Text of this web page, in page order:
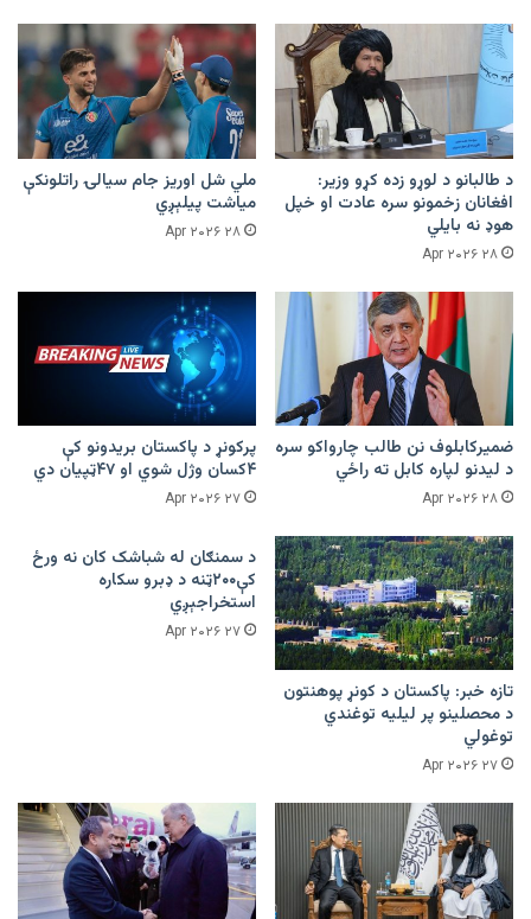
د طالبانو د لوړو زده کړو وزیر:
افغانان زخمونو سره عادت او خپل
هوډ نه بایلي
۲۸ Apr ۲۰۲۶
ملي شل اوریز جام سیالۍ راتلونکې
میاشت پیلېږي
۲۸ Apr ۲۰۲۶
ضمیرکابلوف نن طالب چارواکو سره
د لیدنو لپاره کابل ته راځي
۲۸ Apr ۲۰۲۶
پرکونړ د پاکستان بریدونو کې
۴کسان وژل شوي او ۴۷ټپیان دي
۲۷ Apr ۲۰۲۶
تازه خبر: پاکستان د کونړ پوهنتون
د محصلینو پر لیلیه توغندي
توغولي
۲۷ Apr ۲۰۲۶
د سمنګان له شباشک کان نه ورځ
کې۲۰۰ټنه د ډبرو سکاره
استخراجېږي
۲۷ Apr ۲۰۲۶